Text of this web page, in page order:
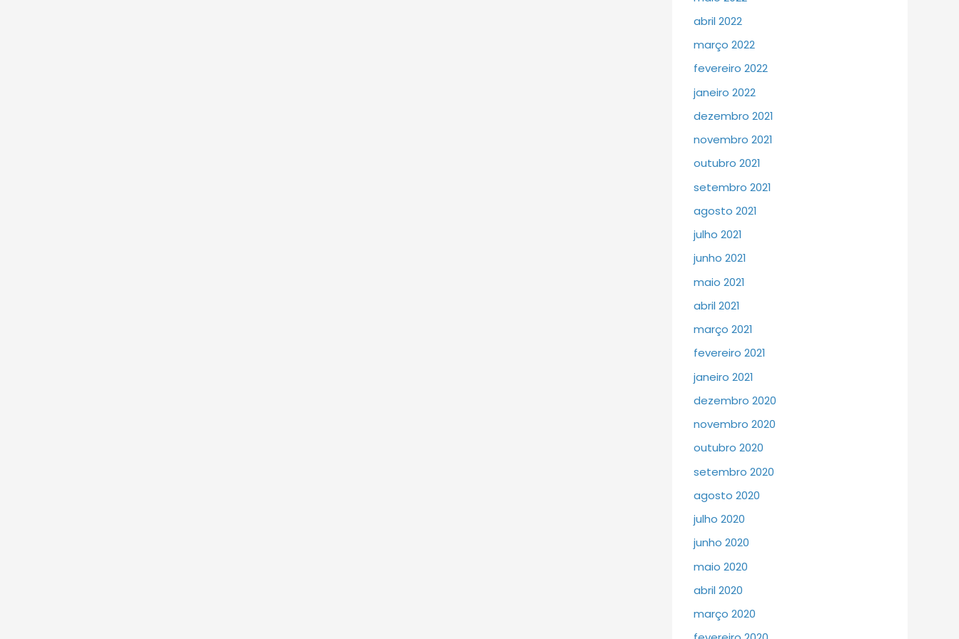
abril 2022
março 2022
fevereiro 2022
janeiro 2022
dezembro 2021
novembro 2021
outubro 2021
setembro 2021
agosto 2021
julho 2021
junho 2021
maio 2021
abril 2021
março 2021
fevereiro 2021
janeiro 2021
dezembro 2020
novembro 2020
outubro 2020
setembro 2020
agosto 2020
julho 2020
junho 2020
maio 2020
abril 2020
março 2020